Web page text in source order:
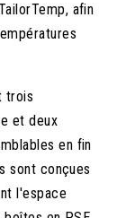
afin
trois
et deux
en fin
sont conçues
l'espace